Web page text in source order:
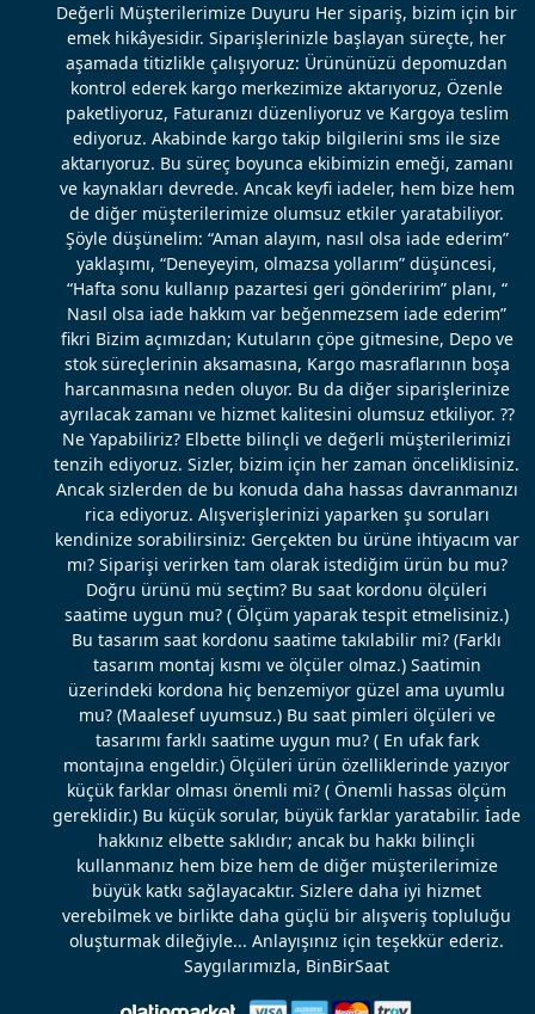
Değerli Müşterilerimize Duyuru Her sipariş, bizim için bir
emek hikâyesidir. Siparişlerinizle başlayan süreçte, her
aşamada titizlikle çalışıyoruz: Ürününüzü depomuzdan
kontrol ederek kargo merkezimize aktarıyoruz, Özenle
paketliyoruz, Faturanızı düzenliyoruz ve Kargoya teslim
ediyoruz. Akabinde kargo takip bilgilerini sms ile size
aktarıyoruz. Bu süreç boyunca ekibimizin emeği, zamanı
ve kaynakları devrede. Ancak keyfi iadeler, hem bize hem
de diğer müşterilerimize olumsuz etkiler yaratabiliyor.
Şöyle düşünelim: “Aman alayım, nasıl olsa iade ederim”
yaklaşımı, “Deneyeyim, olmazsa yollarım” düşüncesi,
“Hafta sonu kullanıp pazartesi geri gönderirim” planı, “
Nasıl olsa iade hakkım var beğenmezsem iade ederim”
fikri Bizim açımızdan; Kutuların çöpe gitmesine, Depo ve
stok süreçlerinin aksamasına, Kargo masraflarının boşa
harcanmasına neden oluyor. Bu da diğer siparişlerinize
ayrılacak zamanı ve hizmet kalitesini olumsuz etkiliyor. ??
Ne Yapabiliriz? Elbette bilinçli ve değerli müşterilerimizi
tenzih ediyoruz. Sizler, bizim için her zaman önceliklisiniz.
Ancak sizlerden de bu konuda daha hassas davranmanızı
rica ediyoruz. Alışverişlerinizi yaparken şu soruları
kendinize sorabilirsiniz: Gerçekten bu ürüne ihtiyacım var
mı? Siparişi verirken tam olarak istediğim ürün bu mu?
Doğru ürünü mü seçtim? Bu saat kordonu ölçüleri
saatime uygun mu? ( Ölçüm yaparak tespit etmelisiniz.)
Bu tasarım saat kordonu saatime takılabilir mi? (Farklı
tasarım montaj kısmı ve ölçüler olmaz.) Saatimin
üzerindeki kordona hiç benzemiyor güzel ama uyumlu
mu? (Maalesef uyumsuz.) Bu saat pimleri ölçüleri ve
tasarımı farklı saatime uygun mu? ( En ufak fark
montajına engeldir.) Ölçüleri ürün özelliklerinde yazıyor
küçük farklar olması önemli mi? ( Önemli hassas ölçüm
gereklidir.) Bu küçük sorular, büyük farklar yaratabilir. İade
hakkınız elbette saklıdır; ancak bu hakkı bilinçli
kullanmanız hem bize hem de diğer müşterilerimize
büyük katkı sağlayacaktır. Sizlere daha iyi hizmet
verebilmek ve birlikte daha güçlü bir alışveriş topluluğu
oluşturmak dileğiyle... Anlayışınız için teşekkür ederiz.
Saygılarımızla, BinBirSaat